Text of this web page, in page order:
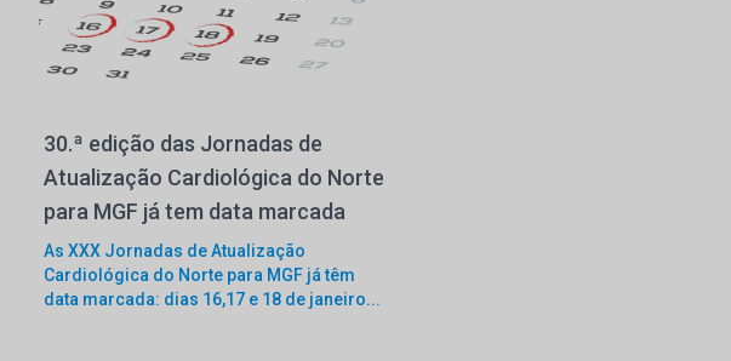
30.ª edição das Jornadas de
Atualização Cardiológica do Norte
para MGF já tem data marcada
As XXX Jornadas de Atualização
Cardiológica do Norte para MGF já têm
data marcada: dias 16,17 e 18 de janeiro...